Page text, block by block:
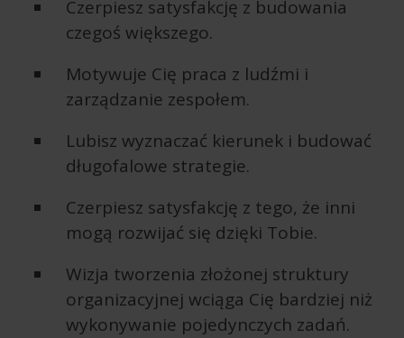
Czerpiesz satysfakcję z budowania
czegoś większego.
Motywuje Cię praca z ludźmi i
zarządzanie zespołem.
Lubisz wyznaczać kierunek i budować
długofalowe strategie.
Czerpiesz satysfakcję z tego, że inni
mogą rozwijać się dzięki Tobie.
Wizja tworzenia złożonej struktury
organizacyjnej wciąga Cię bardziej niż
wykonywanie pojedynczych zadań.